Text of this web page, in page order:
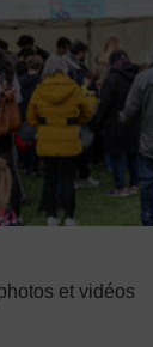
et vidéos